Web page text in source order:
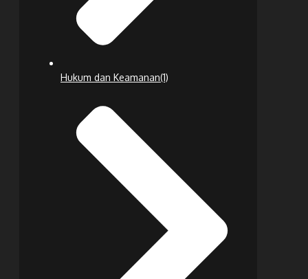
Hukum dan Keamanan(1)